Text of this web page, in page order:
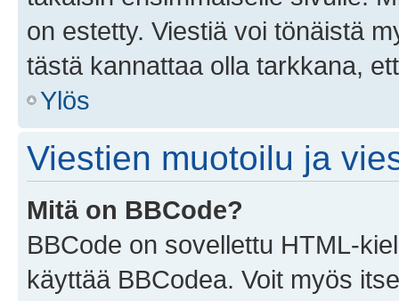
on estetty. Viestiä voi tönäistä
tästä kannattaa olla tarkkana,
Ylös
Viestien muotoilu ja
Mitä on BBCode?
BBCode on sovellettu HTML-
käyttää BBCodea. Voit myös